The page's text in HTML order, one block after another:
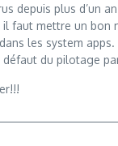
depuis plus d’un
il faut mettre un bon
les system
du pilotage